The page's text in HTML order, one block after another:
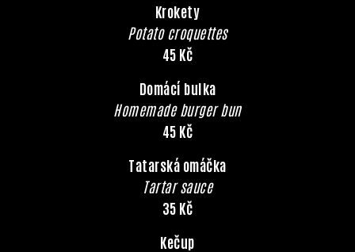
Krokety
Potato croquettes
45 Kč
Domácí bulka
Homemade burger bun
45 Kč
Tatarská omáčka
Tartar sauce
35 Kč
Kečup